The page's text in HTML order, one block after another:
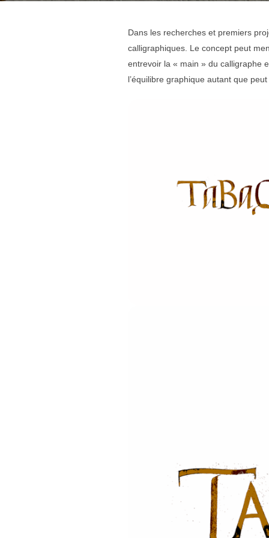
Dans les recherches et premiers
calligraphiques. Le concept peut
entrevoir la « main » du calligraphe
l’équilibre graphique autant que